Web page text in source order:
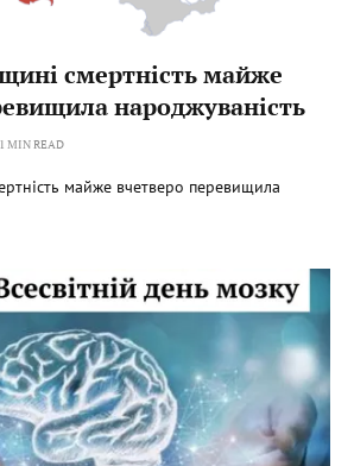
смертність майже
народжуваність
1 MIN READ
майже вчетверо перевищила